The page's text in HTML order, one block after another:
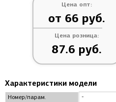
Цена опт:
от 66 руб.
Цена розница:
87.6 руб.
Характеристики модели
Номер/парам. -